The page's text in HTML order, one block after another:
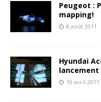
Peugeot :
mapping!
8 août 2011
Hyundai
lancement
10 avril 2011